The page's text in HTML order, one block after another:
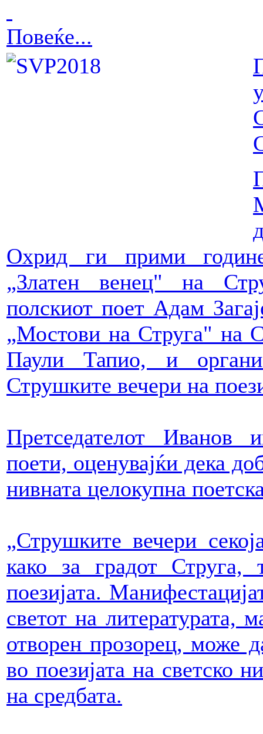
Повеќе...
Охрид ги прими
„Златен венец" на
полскиот поет Адам
„Мостови на Струга"
Паули Тапио, и
Струшките вечери на
Претседателот Иванов
поети, оценувајќи дека
нивната целокупна
„Струшките вечери
како за градот
поезијата.
светот на литературата,
отворен прозорец, може
во поезијата на светско
на средбата.